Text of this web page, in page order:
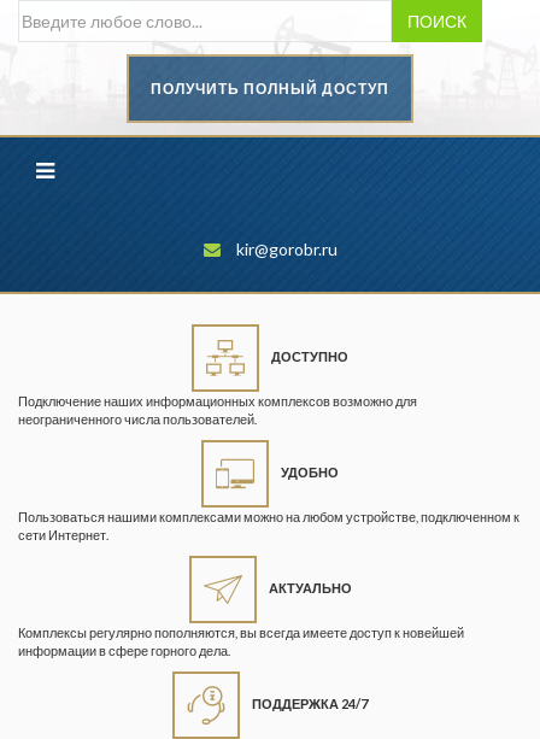
ПОИСК
ПОЛУЧИТЬ ПОЛНЫЙ ДОСТУП
kir@gorobr.ru
ДОСТУПНО
Подключение наших информационных комплексов возможно для
неограниченного числа пользователей.
УДОБНО
Пользоваться нашими комплексами можно на любом устройстве, подключенном к
сети Интернет.
АКТУАЛЬНО
Комплексы регулярно пополняются, вы всегда имеете доступ к новейшей
информации в сфере горного дела.
ПОДДЕРЖКА 24/7
промышленности
Геопрофи
Горнопромышленные ведомости
Кузбасса. Информационный
безопасность»